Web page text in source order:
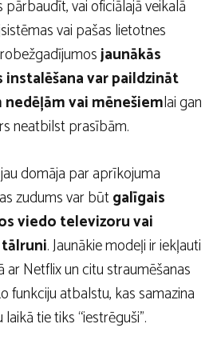
vai oficiālajā veikalā
vai pašas lietotnes
jaunākās
var paildzināt
vai mēnešiemlai gan
neatbilst prasībām.
domāja par aprīkojuma
zudums var būtgalīgais
viedo televizoru vai
. Jaunākie modeļi ir iekļauti
Netflix un citu straumēšanas
funkciju atbalstu, kas samazina
tie tiks “iestrēguši”.